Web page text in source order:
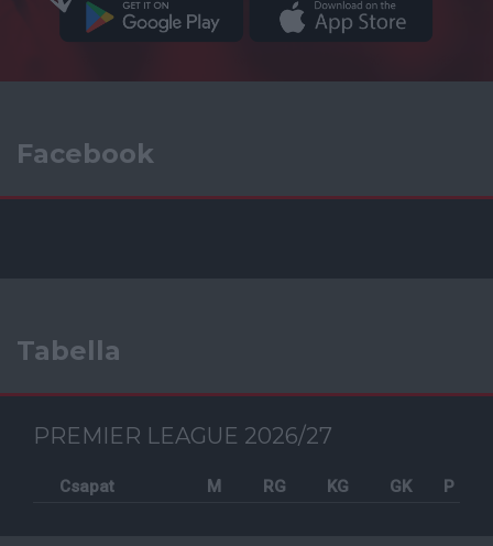
Facebook
Tabella
PREMIER LEAGUE 2026/27
Csapat M RG KG GK P